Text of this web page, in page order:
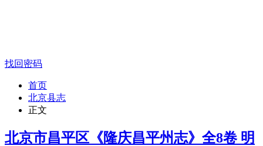
找回密码
首页
北京县志
正文
北京市昌平区《隆庆昌平州志》全8卷 明